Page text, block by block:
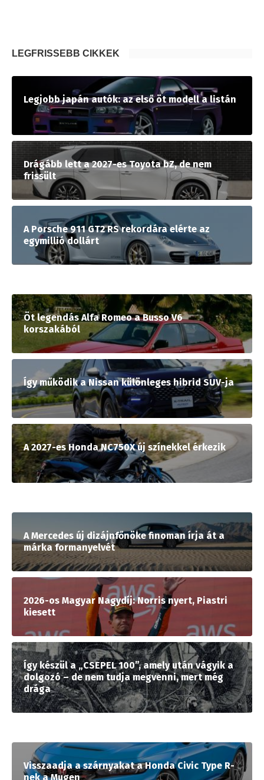
LEGFRISSEBB CIKKEK
Legjobb japán autók: az első öt modell a listán
Drágább lett a 2027-es Toyota bZ, de nem
frissült
A Porsche 911 GT2 RS rekordára elérte az
egymillió dollárt
Öt legendás Alfa Romeo a Busso V6
korszakából
Így működik a Nissan különleges hibrid SUV-ja
A 2027-es Honda NC750X új színekkel érkezik
A Mercedes új dizájnfőnöke finoman írja át a
márka formanyelvét
2026-os Magyar Nagydíj: Norris nyert, Piastri
kiesett
Így készül a „CSEPEL 100”, amely után vágyik a
dolgozó – de nem tudja megvenni, mert még
drága
Visszaadja a szárnyakat a Honda Civic Type R-
nek a Mugen